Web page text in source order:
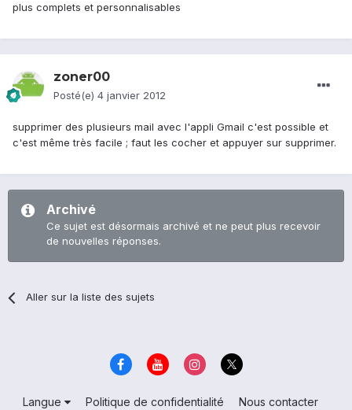
plus complets et personnalisables
zoner00
Posté(e) 4 janvier 2012
supprimer des plusieurs mail avec l'appli Gmail c'est possible et
c'est même très facile ; faut les cocher et appuyer sur supprimer.
Archivé
Ce sujet est désormais archivé et ne peut plus recevoir
de nouvelles réponses.
Aller sur la liste des sujets
Langue Politique de confidentialité Nous contacter